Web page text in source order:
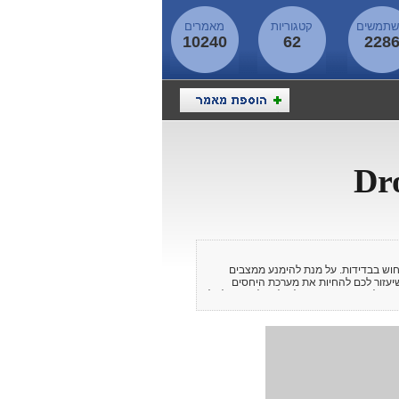
2286
קטגוריות
62
מאמרים
10240
בבדידות. על מנת להימנע ממצבים
שיעזור לכם להחיות את מערכת היחסים
תוכלו ביחד עם המטפל שלכם לעבוד על כל